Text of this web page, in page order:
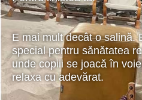
E mai mult decât o salină.
special pentru sănătatea
unde copiii se joacă în
relaxa cu adevărat.